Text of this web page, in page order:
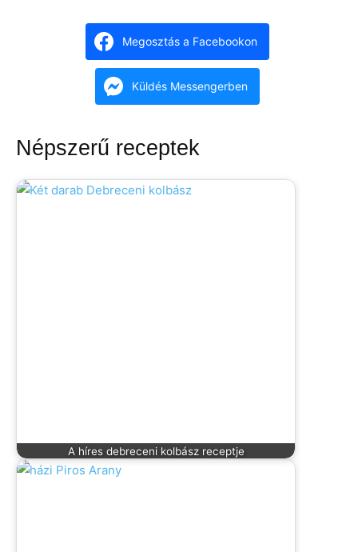
Megosztás a Facebookon
Küldés Messengerben
Népszerű receptek
A híres debreceni kolbász receptje